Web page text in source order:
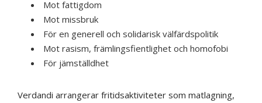
Mot fattigdom
Mot missbruk
För en generell och solidarisk välfärdspolitik
Mot rasism, främlingsfientlighet och homofobi
För jämställdhet
Verdandi arrangerar fritidsaktiviteter som matlagning,